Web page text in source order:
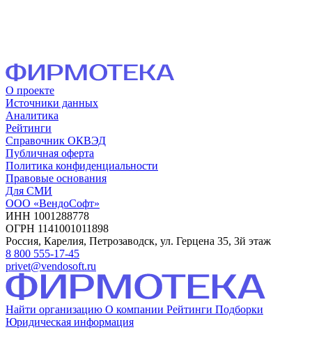
О проекте
Источники данных
Аналитика
Рейтинги
Справочник ОКВЭД
Публичная оферта
Политика конфиденциальности
Правовые основания
Для СМИ
ООО «ВендоСофт»
ИНН 1001288778
ОГРН 1141001011898
Россия, Карелия, Петрозаводск, ул. Герцена 35, 3й этаж
8 800 555-17-45
privet@vendosoft.ru
Найти организацию О компании Рейтинги Подборки
Юридическая информация